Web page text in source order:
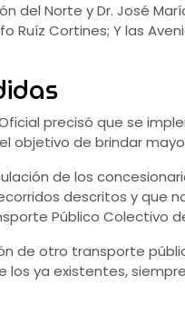
del Norte y Dr. José
Ruíz Cortines; Y las
precisó que se
objetivo de brindar
de los
descritos y que
Público Colectivo
de otro transporte
los ya existentes,